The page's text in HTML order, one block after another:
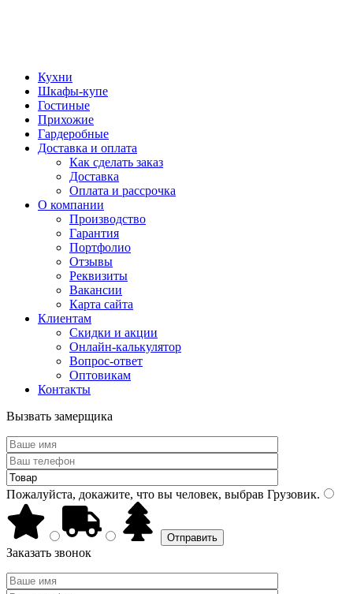
Кухни
Шкафы-купе
Гостиные
Прихожие
Гардеробные
Доставка и оплата
Как сделать заказ
Доставка
Оплата и рассрочка
О компании
Производство
Гарантия
Портфолио
Отзывы
Реквизиты
Вакансии
Карта сайта
Клиентам
Скидки и акции
Онлайн-калькулятор
Вопрос-ответ
Оптовикам
Контакты
Вызвать замерщика
Пожалуйста, докажите, что вы человек, выбрав Грузовик.
Заказать звонок